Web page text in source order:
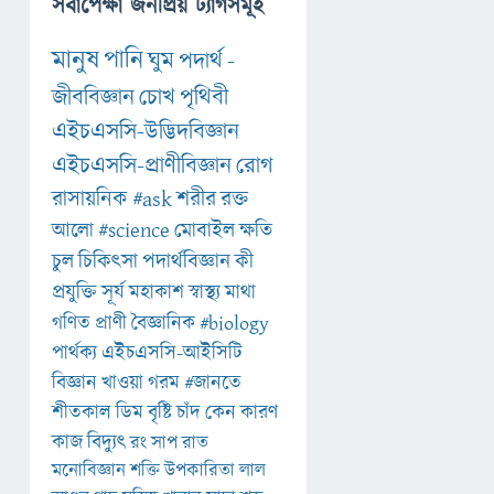
মানুষপানিঘুমপদার্থ-
জীববিজ্ঞানচোখপৃথিবী
এইচএসসি-উদ্ভিদবিজ্ঞান
এইচএসসি-প্রাণীবিজ্ঞানরোগ
রাসায়নিক#askশরীররক্ত
আলো#scienceমোবাইলক্ষতি
চুলচিকিৎসাপদার্থবিজ্ঞানকী
প্রযুক্তিসূর্যমহাকাশস্বাস্থ্যমাথা
গণিত প্রাণীবৈজ্ঞানিক#biology
পার্থক্য এইচএসসি-আইসিটি
বিজ্ঞানখাওয়াগরম#জানতে
শীতকালডিমবৃষ্টিচাঁদকেনকারণ
কাজবিদ্যুৎরংসাপরাত
মনোবিজ্ঞানশক্তিউপকারিতালাল